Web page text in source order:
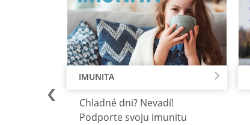
IMUNITA
Chladné dni? Nevadí!
Podporte svoju imunitu